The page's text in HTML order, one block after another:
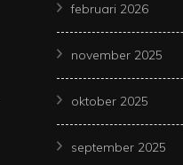
februari 2026
november 2025
oktober 2025
september 2025